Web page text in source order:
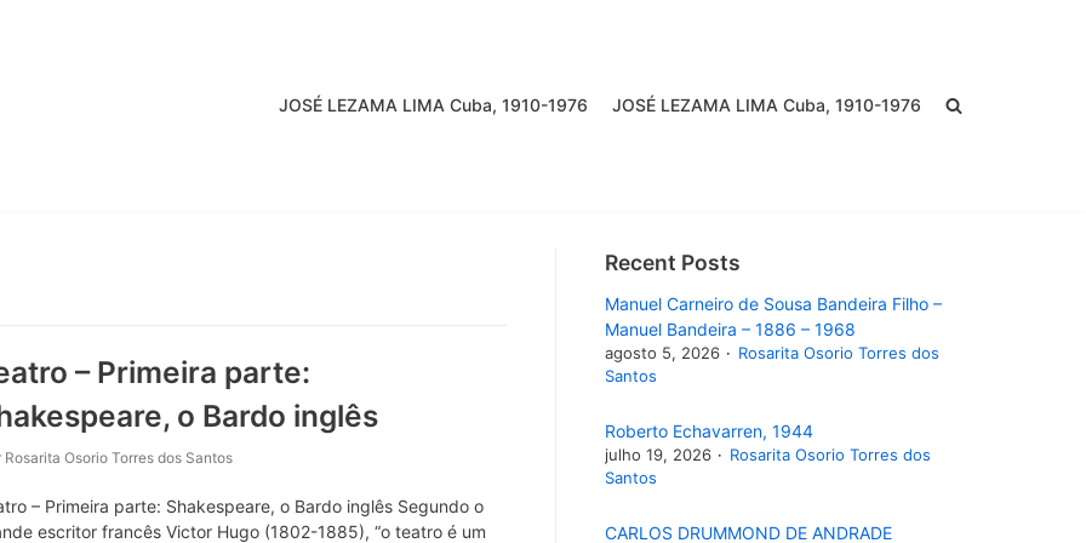
JOSÉ LEZAMA LIMA Cuba, 1910-1976 JOSÉ LEZAMA LIMA Cuba, 1910-1976
– Primeira parte:
o Bardo inglês
Rosarita Osorio Torres dos Santos
– Primeira parte: Shakespeare, o Bardo inglês Segundo o
escritor francês Victor Hugo (1802-1885), “o teatro é um
Recent Posts
Manuel Carneiro de Sousa Bandeira Filho –
Manuel Bandeira – 1886 – 1968
agosto 5, 2026
Rosarita Osorio Torres dos
Santos
Roberto Echavarren, 1944
julho 19, 2026
Rosarita Osorio Torres dos
Santos
CARLOS DRUMMOND DE ANDRADE